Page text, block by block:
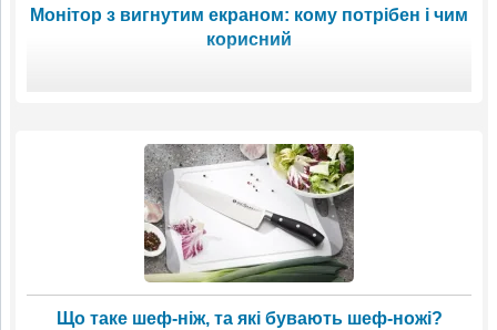
Монітор з вигнутим екраном: кому потрібен і чим
корисний
Що таке шеф-ніж, та які бувають шеф-ножі?